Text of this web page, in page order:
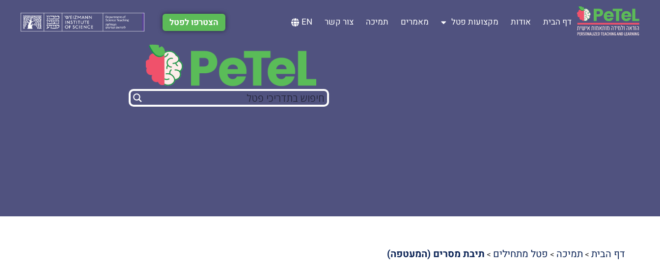
דף הבית אודות מקצועות פטל מאמרים תמיכה צור קשר EN הצטרפו לפטל
דף הבית > תמיכה > פטל מתחילים > תיבת מסרים (המעטפה)